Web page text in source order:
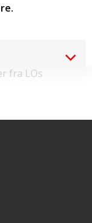
fra LOs